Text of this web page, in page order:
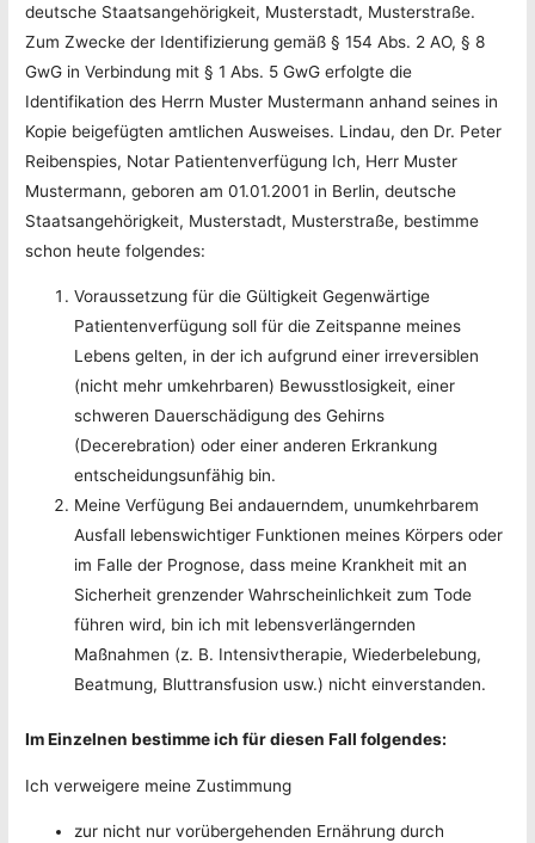
deutsche Staatsangehörigkeit, Musterstadt, Musterstraße.
Zum Zwecke der Identifizierung gemäß § 154 Abs. 2 AO, § 8
GwG in Verbindung mit § 1 Abs. 5 GwG erfolgte die
Identifikation des Herrn Muster Mustermann anhand seines in
Kopie beigefügten amtlichen Ausweises. Lindau, den Dr. Peter
Reibenspies, Notar Patientenverfügung Ich, Herr Muster
Mustermann, geboren am 01.01.2001 in Berlin, deutsche
Staatsangehörigkeit, Musterstadt, Musterstraße, bestimme
schon heute folgendes:
Voraussetzung für die Gültigkeit Gegenwärtige
Patientenverfügung soll für die Zeitspanne meines
Lebens gelten, in der ich aufgrund einer irreversiblen
(nicht mehr umkehrbaren) Bewusstlosigkeit, einer
schweren Dauerschädigung des Gehirns
(Decerebration) oder einer anderen Erkrankung
entscheidungsunfähig bin.
Meine Verfügung Bei andauerndem, unumkehrbarem
Ausfall lebenswichtiger Funktionen meines Körpers oder
im Falle der Prognose, dass meine Krankheit mit an
Sicherheit grenzender Wahrscheinlichkeit zum Tode
führen wird, bin ich mit lebensverlängernden
Maßnahmen (z. B. Intensivtherapie, Wiederbelebung,
Beatmung, Bluttransfusion usw.) nicht einverstanden.
Im Einzelnen bestimme ich für diesen Fall folgendes:
Ich verweigere meine Zustimmung
zur nicht nur vorübergehenden Ernährung durch